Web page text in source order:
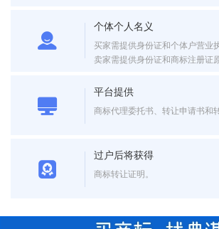
个体个人名义
买家需提供身份证和个体户营业执
卖家需提供身份证和商标注册证原
平台提供
商标代理委托书、转让申请书和
过户后将获得
商标转让证明。